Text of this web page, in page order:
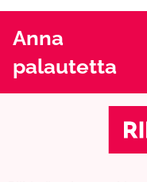
Anna
palautetta